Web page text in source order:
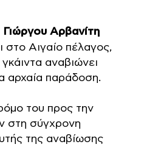
Γιώργου Αρβανίτη
στο Αιγαίο πέλαγος,
αναβιώνει
αρχαία παράδοση.
του προς την
στη σύγχρονη
της αναβίωσης